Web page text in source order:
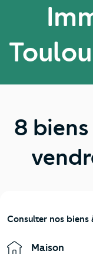
8
Consulter nos biens
Maison